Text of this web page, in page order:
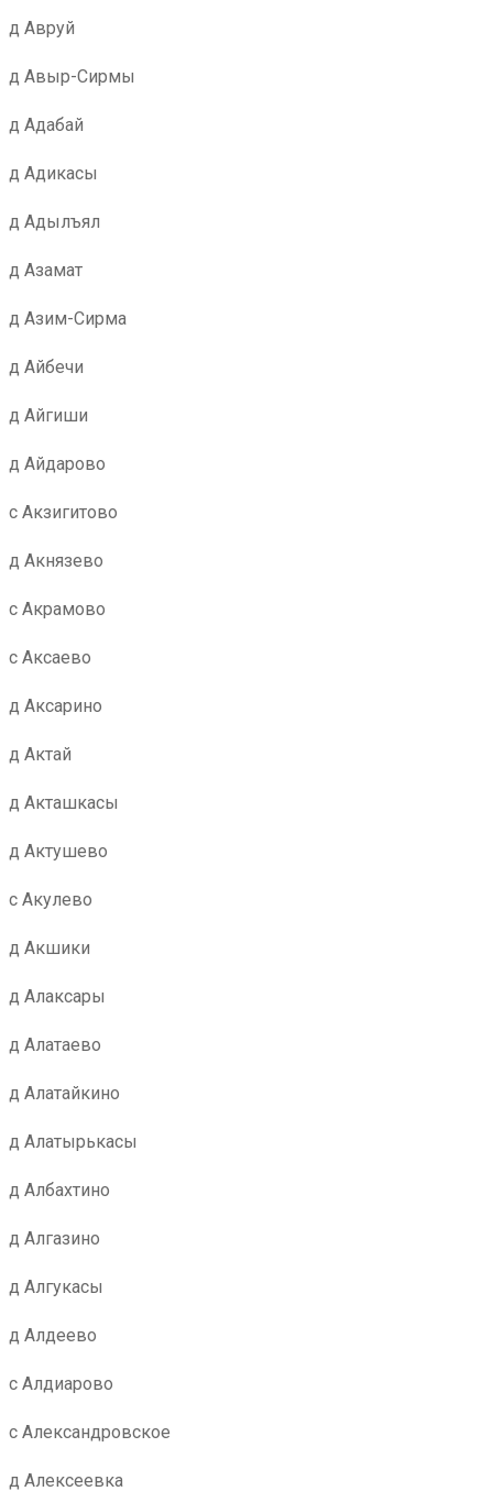
д Авруй
д Авыр-Сирмы
д Адабай
д Адикасы
д Адылъял
д Азамат
д Азим-Сирма
д Айбечи
д Айгиши
д Айдарово
с Акзигитово
д Акнязево
с Акрамово
с Аксаево
д Аксарино
д Актай
д Акташкасы
д Актушево
с Акулево
д Акшики
д Алаксары
д Алатаево
д Алатайкино
д Алатырькасы
д Албахтино
д Алгазино
д Алгукасы
д Алдеево
с Алдиарово
с Александровское
д Алексеевка